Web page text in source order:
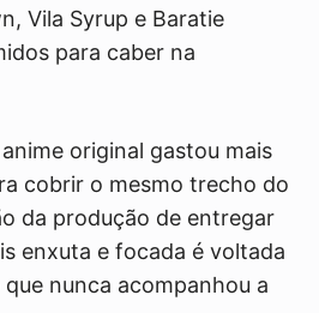
Vila Syrup e Baratie
para caber na
original gastou mais
cobrir o mesmo trecho do
da produção de entregar
enxuta e focada é voltada
nunca acompanhou a